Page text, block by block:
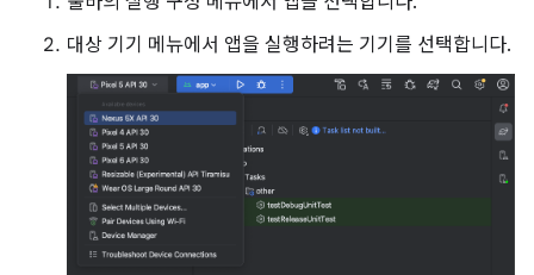
대상 기기 메뉴에서 앱을 실행하려는 기기를 선택합니다.